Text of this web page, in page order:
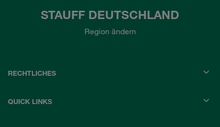
STAUFF DEUTSCHLAND
Region ändern
RECHTLICHES
QUICK LINKS